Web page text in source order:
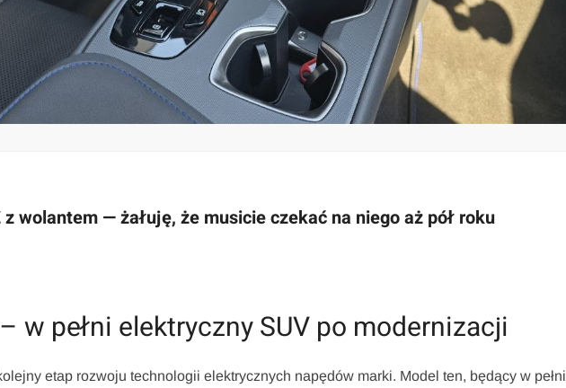
wolantem — żałuję, że musicie czekać na niego aż pół roku
w pełni elektryczny SUV po modernizacji
etap rozwoju technologii elektrycznych napędów marki. Model ten, będący w pełni